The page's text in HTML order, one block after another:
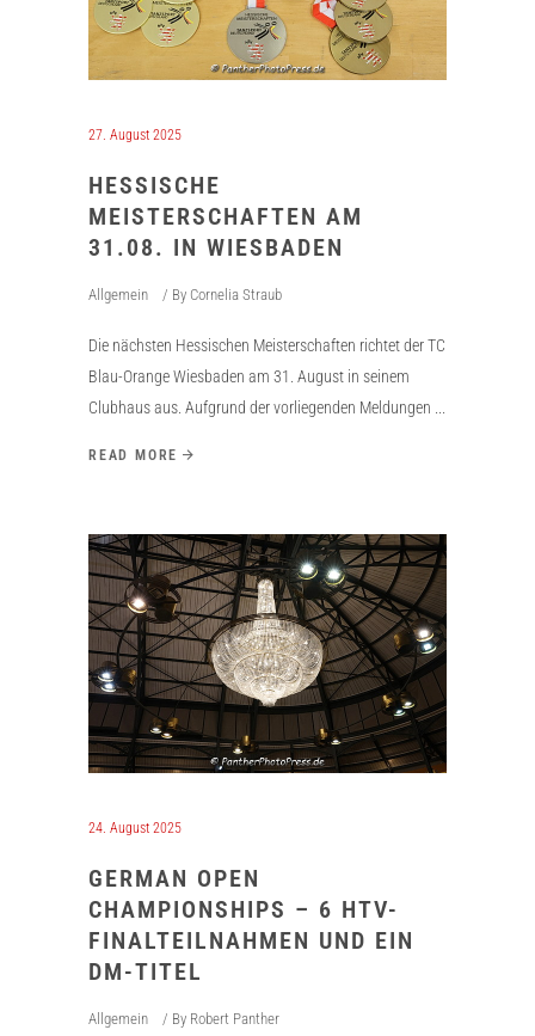
27. August 2025
HESSISCHE
MEISTERSCHAFTEN AM
31.08. IN WIESBADEN
Allgemein By Cornelia Straub
Die nächsten Hessischen Meisterschaften richtet der TC
Blau-Orange Wiesbaden am 31. August in seinem
Clubhaus aus. Aufgrund der vorliegenden Meldungen
READ MORE
24. August 2025
GERMAN OPEN
CHAMPIONSHIPS – 6 HTV-
FINALTEILNAHMEN UND EIN
DM-TITEL
Allgemein By Robert Panther